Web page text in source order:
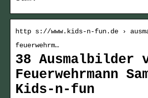
http s://www.kids-n-fun.de ›
feuerwehrm…
38 Ausmalbilder
Feuerwehrmann
Kids-n-fun